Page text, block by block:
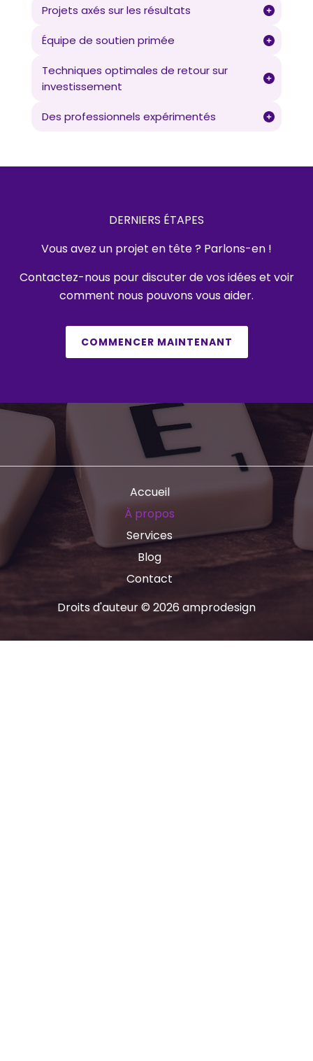
Projets axés sur les résultats
Équipe de soutien primée
Techniques optimales de retour sur
investissement
Des professionnels expérimentés
DERNIERS ÉTAPES
Vous avez un projet en tête ? Parlons-en !
Contactez-nous pour discuter de vos idées et voir
comment nous pouvons vous aider.
COMMENCER MAINTENANT
Accueil
À propos
Services
Blog
Contact
Droits d'auteur © 2026 amprodesign